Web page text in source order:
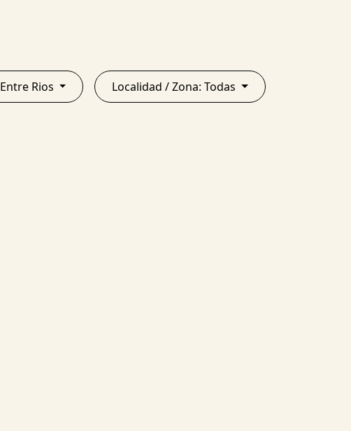
Provincia: Entre Rios Localidad / Zona: Todas